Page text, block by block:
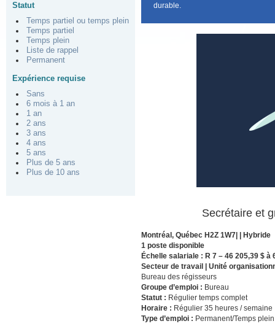
Statut
Temps partiel ou temps plein
Temps partiel
Temps plein
Liste de rappel
Permanent
Expérience requise
Sans
6 mois à 1 an
1 an
2 ans
3 ans
4 ans
5 ans
Plus de 5 ans
Plus de 10 ans
durable.
Secrétaire et
Montréal, Québec H2Z 1W7| | Hybride
1 poste disponible
Échelle salariale : R 7 – 46 205,39 $ à
Secteur de travail | Unité
Bureau des régisseurs
Groupe d’emploi : Bureau
Statut : Régulier temps complet
Horaire : Régulier 35 heures / semaine
Type d’emploi : Permanent/Temps